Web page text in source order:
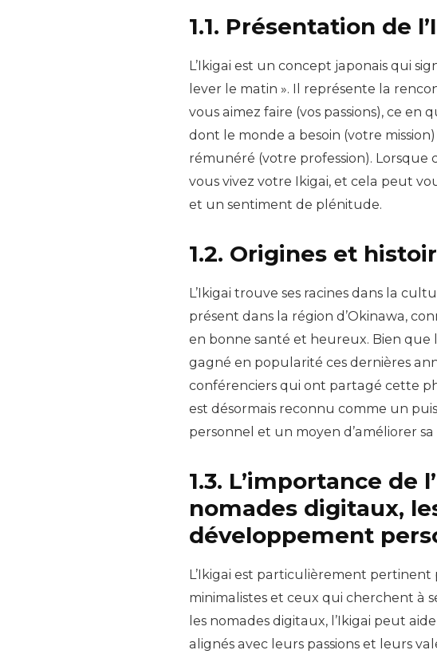
1.1. Présentation de
L’Ikigai est un concept japonais qui
lever le matin ». Il représente la
vous aimez faire (vos passions), ce en
dont le monde a besoin (votre
rémunéré (votre profession).
vous vivez votre Ikigai, et cela peut
et un sentiment de plénitude.
1.2. Origines et
L’Ikigai trouve ses racines dans la
présent dans la région d’Okinawa,
en bonne santé et heureux. Bien que
gagné en popularité ces dernières
conférenciers qui ont partagé cette
est désormais reconnu comme un
personnel et un moyen d’améliorer
1.3. L’importance de
nomades digitaux,
développement
L’Ikigai est particulièrement
minimalistes et ceux qui cherchent à
les nomades digitaux, l’Ikigai peut
alignés avec leurs passions et leurs